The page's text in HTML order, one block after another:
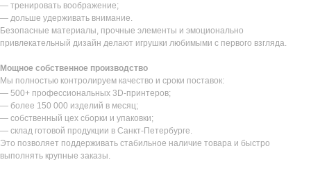
— тренировать воображение;
— дольше удерживать внимание.
Безопасные материалы, прочные элементы и эмоционально
привлекательный дизайн делают игрушки любимыми с первого взгляда.
Мощное собственное производство
Мы полностью контролируем качество и сроки поставок:
— 500+ профессиональных 3D-принтеров;
— более 150 000 изделий в месяц;
— собственный цех сборки и упаковки;
— склад готовой продукции в Санкт-Петербурге.
Это позволяет поддерживать стабильное наличие товара и быстро
выполнять крупные заказы.